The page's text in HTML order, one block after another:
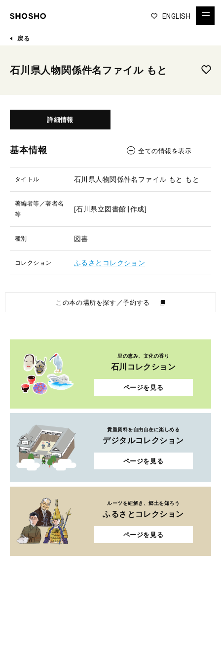
ENGLISH
戻る
石川県人物関係件名ファイル もと
詳細情報
基本情報 全ての情報を表示
タイトル 石川県人物関係件名ファイル もと もと
著編者等／著者名
等
[石川県立図書館∥作成]
種別 図書
コレクション ふるさとコレクション
この本の場所を探す／予約する
里の恵み、文化の香り
石川コレクション
ページを見る
貴重資料を自由自在に楽しめる
デジタルコレクション
ページを見る
ルーツを紐解き、郷土を知ろう
ふるさとコレクション
ページを見る